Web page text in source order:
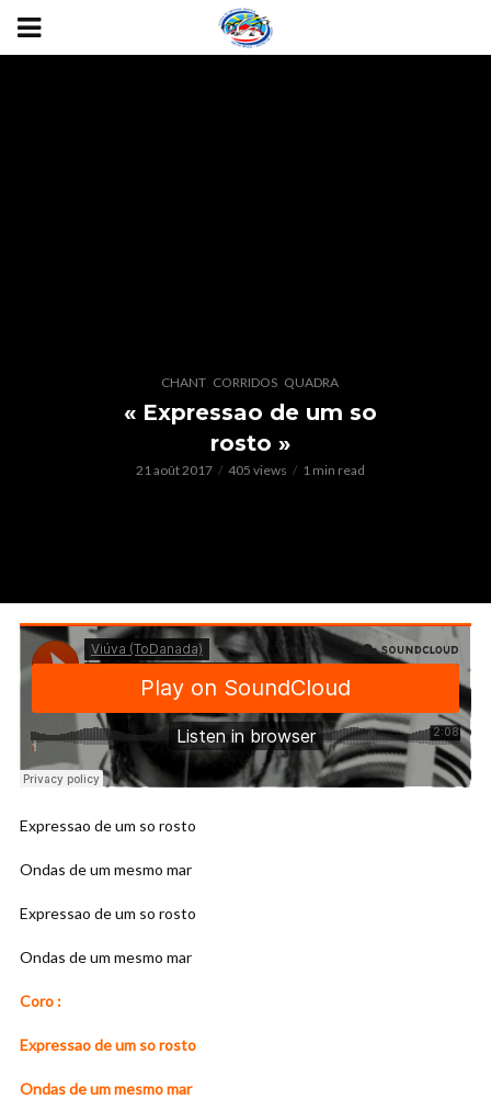
CHANT CORRIDOS QUADRA
« Expressao de um so
rosto »
21 août 2017 405 views 1 min read
Expressao de um so rosto
Ondas de um mesmo mar
Expressao de um so rosto
Ondas de um mesmo mar
Coro :
Expressao de um so rosto
Ondas de um mesmo mar